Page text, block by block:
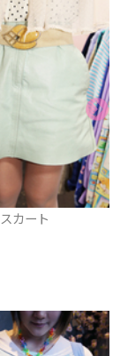
ネックレス